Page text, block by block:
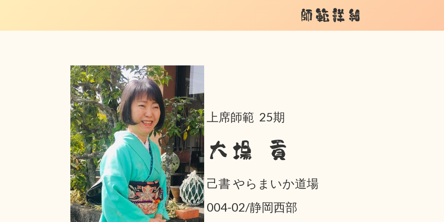
師範詳細
上席師範 25期
大場 貢
己書 やらまいか道場
004-02/静岡西部